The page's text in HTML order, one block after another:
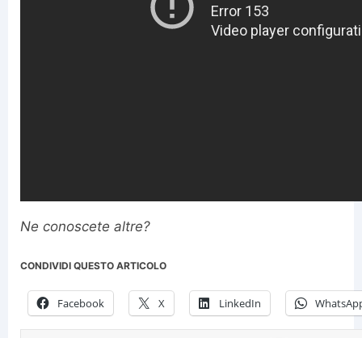
Ne conoscete altre?
CONDIVIDI QUESTO ARTICOLO
Facebook X LinkedIn